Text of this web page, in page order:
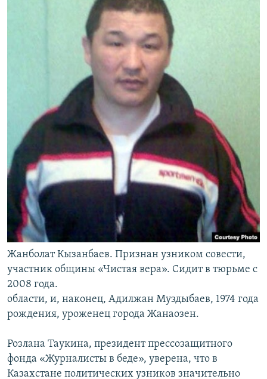
Жанбoлат Кызанбаев. Признан узником совести,
участник общины «Чистая вера». Сидит в тюрьме с
2008 года.
области, и, наконец, Адилжан Муздыбаев, 1974 года
рождения, уроженец города Жанаозен.
Розлана Таукина, президент прессозащитного
фонда «Журналисты в беде», уверена, что в
Казахстане политических узников значительно